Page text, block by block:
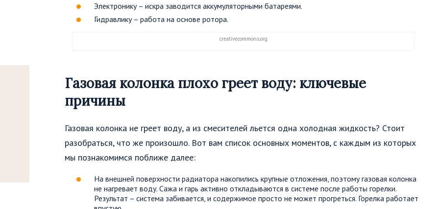
Электронику – искра заводится аккумуляторными батареями.
Гидравлику – работа на основе ротора.
creativecommons.org
Газовая колонка плохо греет воду: ключевые
причины
Газовая колонка не греет воду, а из смесителей льется одна холодная жидкость? Стоит
разобраться, что же произошло. Вот вам список основных моментов, с каждым из которых
мы познакомимся поближе далее:
На внешней поверхности радиатора накопились крупные отложения, поэтому газовая колонка
не нагревает воду. Сажа и гарь активно откладываются в системе после работы горелки.
Результат – система забивается, и содержимое просто не может прогреться. Горелка работает